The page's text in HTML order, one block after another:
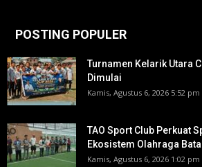
POSTING POPULER
Turnamen Kelarik Utara
Dimulai
Kamis, Agustus 6, 2026 5:52 pm
TAO Sport Club Perkuat
Ekosistem Olahraga
Kamis, Agustus 6, 2026 1:02 pm